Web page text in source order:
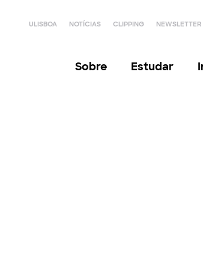
ULISBOA NOTÍCIAS CLIPPING NEWSLETTER
Sobre Estudar